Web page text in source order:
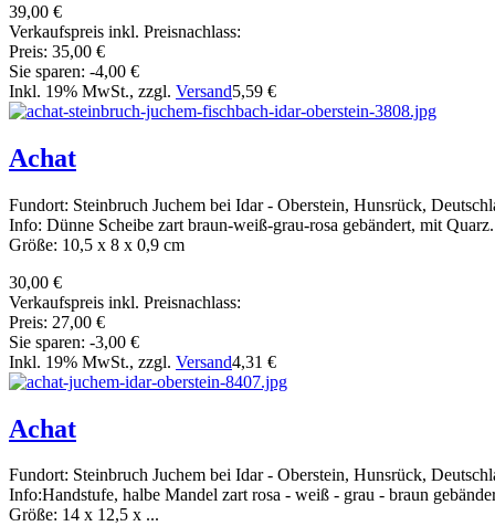
39,00 €
Verkaufspreis inkl. Preisnachlass:
Preis: 35,00 €
Sie sparen: -4,00 €
Inkl. 19% MwSt., zzgl. Versand5,59 €
Achat
Fundort: Steinbruch Juchem bei Idar - Oberstein, Hunsrück,
Info: Dünne Scheibe zart braun-weiß-grau-rosa gebändert, mit Quarz.
Größe: 10,5 x 8 x 0,9 cm
30,00 €
Verkaufspreis inkl. Preisnachlass:
Preis: 27,00 €
Sie sparen: -3,00 €
Inkl. 19% MwSt., zzgl. Versand4,31 €
Achat
Fundort: Steinbruch Juchem bei Idar - Oberstein, Hunsrück,
Info:Handstufe, halbe Mandel zart rosa - weiß - grau - braun
Größe: 14 x 12,5 x ...